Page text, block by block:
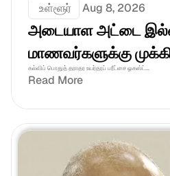
உள்ளூர் Aug 8, 2026
அடையாள அட்டை
மாணவர்களுக்கு
கல்விப் பொதுத் தராதர உயர்தரப் பரீட்சை ஓகஸ்ட்...
Read More